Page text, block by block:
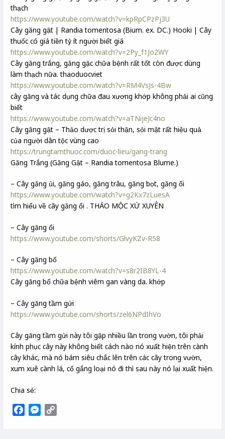
thạch
https://www.youtube.com/watch?v=kpRpCPzPj3U
Cây găng gật | Randia tomentosa (Bium. ex. DC.) Hooki | Cây
thuốc có giá tiền tỷ ít người biết giá
https://www.youtube.com/watch?v=2Py_f1Jo2WY
Cây găng trắng, găng gậc chữa bệnh rất tốt còn được dùng
làm thạch nữa. thaoduocviet
https://www.youtube.com/watch?v=RM4VsJs-4Bw
cây găng và tác dụng chữa đau xương khớp không phải ai cũng
biết
https://www.youtube.com/watch?v=aTNijeJc4no
Cây găng gật – Thảo dược trị sỏi thận, sỏi mật rất hiệu quả
của người dân tộc vùng cao
https://trungtamthuoc.com/duoc-lieu/gang-trang
Găng Trắng (Găng Gật – Randia tomentosa Blume.)
– Cây găng ủi, găng gáo, găng trâu, găng bọt, găng ổi
https://www.youtube.com/watch?v=g2Kx7zLuesA
tìm hiểu về cây găng ổi . THẢO MỘC XỨ XUYÊN
– Cây găng ổi
https://www.youtube.com/shorts/GlvyKZv-R58
– Cây găng bố
https://www.youtube.com/watch?v=s8r2IB8YL-4
Cây găng bố chữa bệnh viêm gan vàng da. khớp
– Cây găng tầm gửi
https://www.youtube.com/shorts/zel6NPdIhVo
Cây găng tầm gửi này tôi gặp nhiều lần trong vườn, tôi phải
kính phục cây này không biết cách nào nó xuất hiện trên cành
cây khác, mà nó bám siêu chắc lên trên các cây trong vườn,
xum xuê cành lá, cố gắng loại nó đi thì sau này nó lại xuất hiện.
Chia sẻ:
M